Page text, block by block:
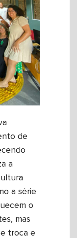
de
a
a série
o
mas
troca e